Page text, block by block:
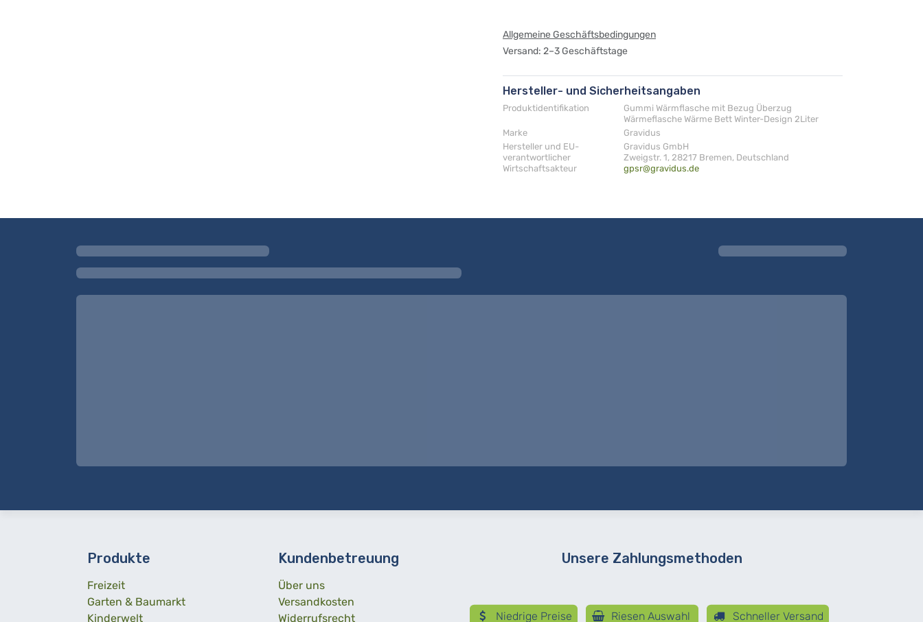
Allgemeine Geschäftsbedingungen
Versand: 2–3 Geschäftstage
Hersteller- und Sicherheitsangaben
Produktidentifikation
Gummi Wärmflasche mit Bezug Überzug
Wärmeflasche Wärme Bett Winter-Design 2Liter
Marke
Gravidus
Hersteller und EU-
verantwortlicher
Wirtschaftsakteur
Gravidus GmbH
Zweigstr. 1, 28217 Bremen, Deutschland
gpsr@gravidus.de
Produkte
Freizeit
Garten & Baumarkt
Kinderwelt
Kundenbetreuung
Über uns
Versandkosten
Widerrufsrecht
Unsere Zahlungsmethoden
Niedrige Preise Riesen Auswahl Schneller Versand